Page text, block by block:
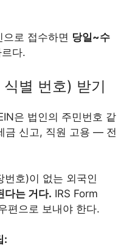
로 접수하면 당일~수
다.
별 번호) 받기
은 법인의 주민번호 같
금 신고, 직원 고용 — 전
번호)이 없는 외국인
다는 거다. IRS Form
편으로 보내야 한다.
: